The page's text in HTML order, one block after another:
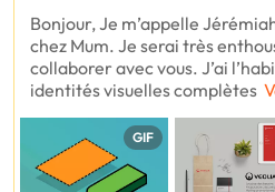
Bonjour, Je m’appelle
chez Mum. Je serai très
collaborer avec vous. J’ai
identités visuelles complètes
GIF